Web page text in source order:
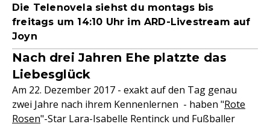
Die Telenovela siehst du montags bis
freitags um 14:10 Uhr im ARD-Livestream auf
Joyn
Nach drei Jahren Ehe platzte das
Liebesglück
Am 22. Dezember 2017 - exakt auf den Tag genau
zwei Jahre nach ihrem Kennenlernen - haben "Rote
Rosen"-Star Lara-Isabelle Rentinck und Fußballer